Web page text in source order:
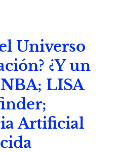
Universo
¿Y un
LISA
Artificial